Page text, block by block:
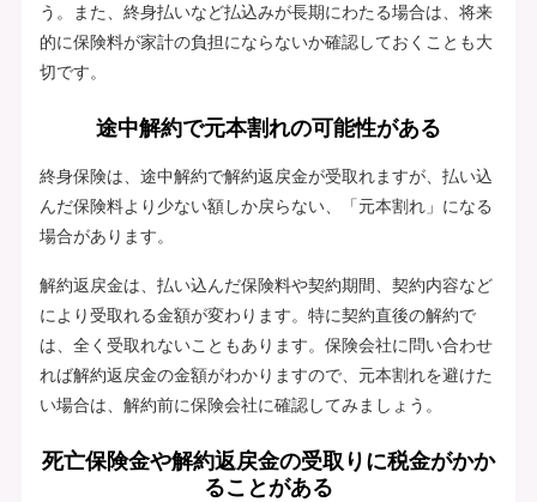
う。また、終身払いなど払込みが長期にわたる場合は、将来
的に保険料が家計の負担にならないか確認しておくことも大
切です。
途中解約で元本割れの可能性がある
終身保険は、途中解約で解約返戻金が受取れますが、払い込
んだ保険料より少ない額しか戻らない、「元本割れ」になる
場合があります。
解約返戻金は、払い込んだ保険料や契約期間、契約内容など
により受取れる金額が変わります。特に契約直後の解約で
は、全く受取れないこともあります。保険会社に問い合わせ
れば解約返戻金の金額がわかりますので、元本割れを避けた
い場合は、解約前に保険会社に確認してみましょう。
死亡保険金や解約返戻金の受取りに税金がかか
ることがある